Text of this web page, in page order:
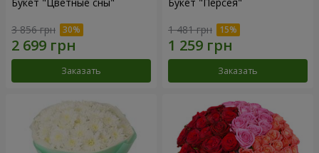
3 856 грн
Заказать
1 481 грн
Заказать